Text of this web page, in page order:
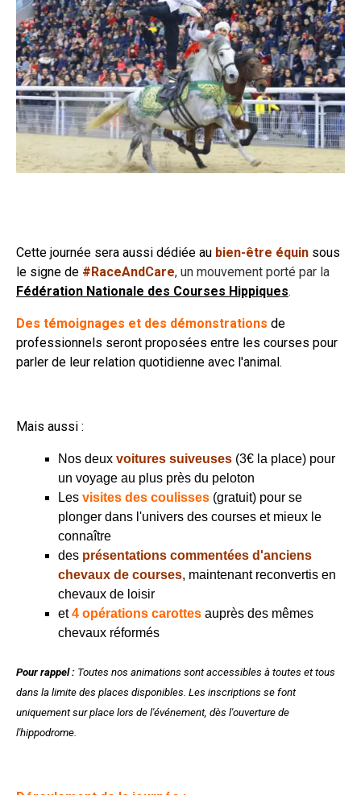
Cette journée sera aussi dédiée au bien-être équin sous
le signe de #RaceAndCare, un mouvement porté par la
Fédération Nationale des Courses Hippiques.
Des témoignages et des démonstrations de
professionnels seront proposées entre les courses pour
parler de leur relation quotidienne avec l'animal.
Mais aussi :
Nos deux voitures suiveuses (3€ la place) pour
un voyage au plus près du peloton
Les visites des coulisses (gratuit) pour se
plonger dans l'univers des courses et mieux le
connaître
des présentations commentées d'anciens
chevaux de courses, maintenant reconvertis en
chevaux de loisir
et4 opérations carottes auprès des mêmes
chevaux réformés
Pour rappel : Toutes nos animations sont accessibles à toutes et tous
dans la limite des places disponibles. Les inscriptions se font
uniquement sur place lors de l'événement, dès l'ouverture de
l'hippodrome.